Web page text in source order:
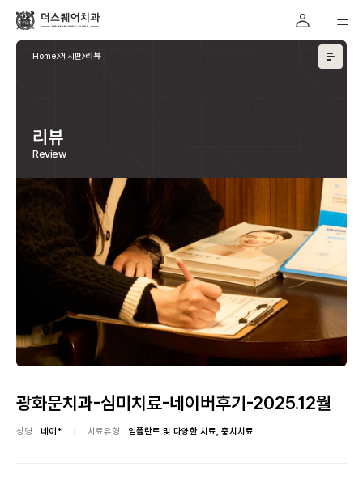
Home 게시판 리뷰
리뷰
Review
광화문치과-심미치료-네이버후기-2025.12월
성명 네이* 치료유형 임플란트 및 다양한 치료, 충치치료